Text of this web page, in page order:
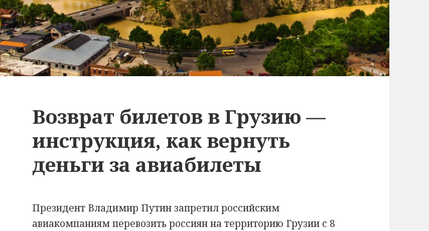
Возврат билетов в Грузию —
инструкция, как вернуть
деньги за авиабилеты
Президент Владимир Путин запретил российским
авиакомпаниям перевозить россиян на территорию Грузии с 8